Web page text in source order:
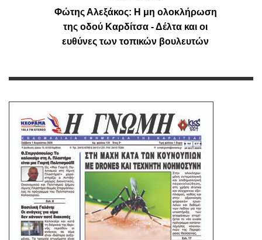
Φώτης Αλεξάκος: Η μη ολοκλήρωση
της οδού Καρδίτσα - Δέλτα και οι
ευθύνες των τοπικών βουλευτών